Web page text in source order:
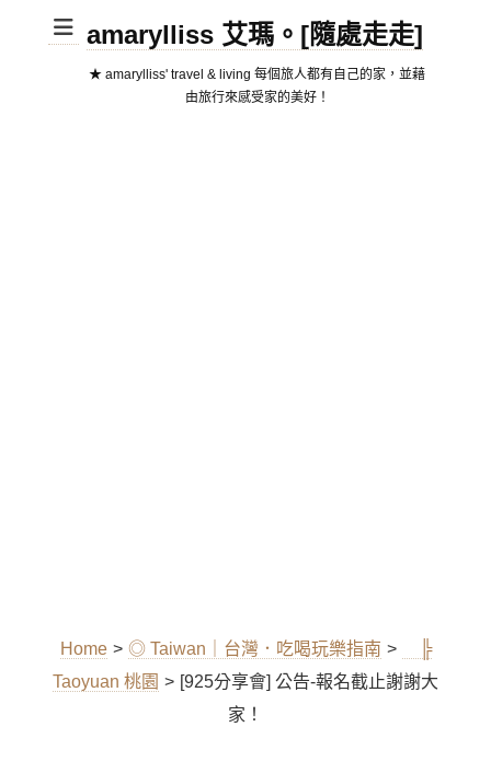
amarylliss 艾瑪。[隨處走走]
★ amarylliss' travel & living 每個旅人都有自己的家，並藉
由旅行來感受家的美好！
Home > ◎ Taiwan｜台灣．吃喝玩樂指南 >
╠
Taoyuan 桃園 > [925分享會] 公告-報名截止謝謝大
家！